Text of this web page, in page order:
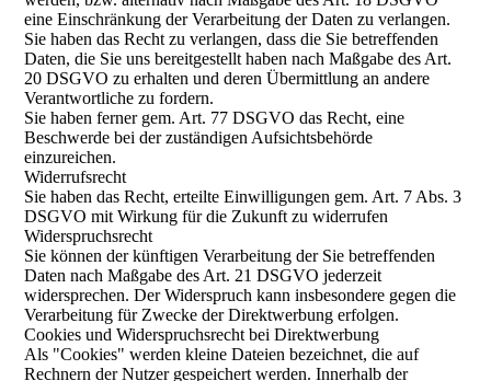
eine Einschränkung der Verarbeitung der Daten zu verlangen.
Sie haben das Recht zu verlangen, dass die Sie betreffenden
Daten, die Sie uns bereitgestellt haben nach Maßgabe des Art.
20 DSGVO zu erhalten und deren Übermittlung an andere
Verantwortliche zu fordern.
Sie haben ferner gem. Art. 77 DSGVO das Recht, eine
Beschwerde bei der zuständigen Aufsichtsbehörde
einzureichen.
Widerrufsrecht
Sie haben das Recht, erteilte Einwilligungen gem. Art. 7 Abs. 3
DSGVO mit Wirkung für die Zukunft zu widerrufen
Widerspruchsrecht
Sie können der künftigen Verarbeitung der Sie betreffenden
Daten nach Maßgabe des Art. 21 DSGVO jederzeit
widersprechen. Der Widerspruch kann insbesondere gegen die
Verarbeitung für Zwecke der Direktwerbung erfolgen.
Cookies und Widerspruchsrecht bei Direktwerbung
Als "Cookies" werden kleine Dateien bezeichnet, die auf
Rechnern der Nutzer gespeichert werden. Innerhalb der